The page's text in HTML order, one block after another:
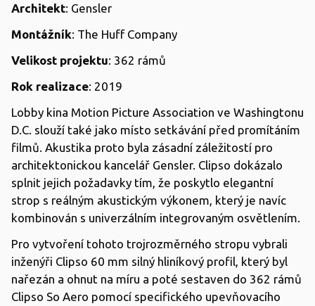
Architekt: Gensler
Montážník: The Huff Company
Velikost projektu: 362 rámů
Rok realizace: 2019
Lobby kina Motion Picture Association ve Washingtonu
D.C. slouží také jako místo setkávání před promítáním
filmů. Akustika proto byla zásadní záležitostí pro
architektonickou kancelář Gensler. Clipso dokázalo
splnit jejich požadavky tím, že poskytlo elegantní
strop s reálným akustickým výkonem, který je navíc
kombinován s univerzálním integrovaným osvětlením.
Pro vytvoření tohoto trojrozměrného stropu vybrali
inženýři Clipso 60 mm silný hliníkový profil, který byl
nařezán a ohnut na míru a poté sestaven do 362 rámů
Clipso So Aero pomocí specifického upevňovacího